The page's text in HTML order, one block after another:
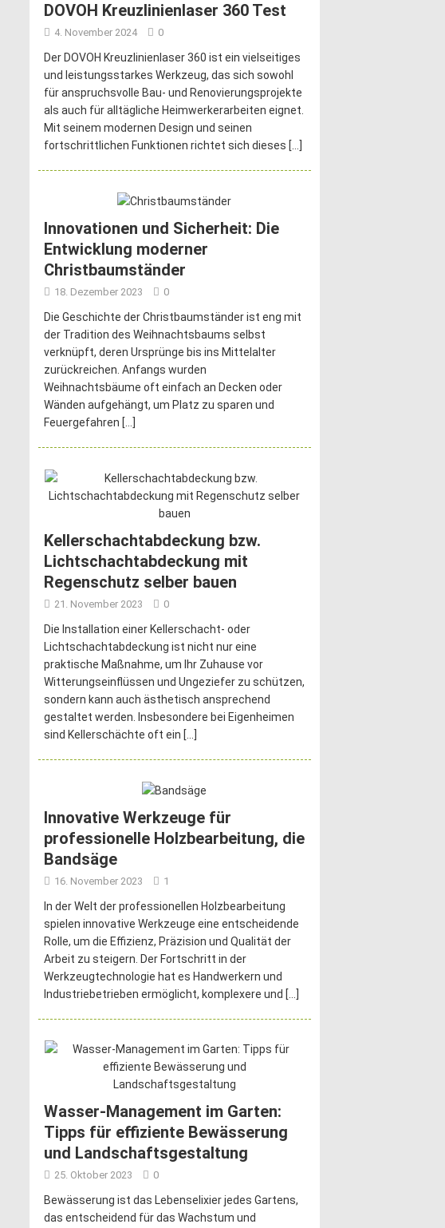
DOVOH Kreuzlinienlaser 360 Test
4. November 2024 0
Der DOVOH Kreuzlinienlaser 360 ist ein vielseitiges
und leistungsstarkes Werkzeug, das sich sowohl
für anspruchsvolle Bau- und Renovierungsprojekte
als auch für alltägliche Heimwerkerarbeiten eignet.
Mit seinem modernen Design und seinen
fortschrittlichen Funktionen richtet sich dieses […]
Innovationen und Sicherheit: Die
Entwicklung moderner
Christbaumständer
18. Dezember 2023 0
Die Geschichte der Christbaumständer ist eng mit
der Tradition des Weihnachtsbaums selbst
verknüpft, deren Ursprünge bis ins Mittelalter
zurückreichen. Anfangs wurden
Weihnachtsbäume oft einfach an Decken oder
Wänden aufgehängt, um Platz zu sparen und
Feuergefahren […]
Kellerschachtabdeckung bzw.
Lichtschachtabdeckung mit
Regenschutz selber bauen
21. November 2023 0
Die Installation einer Kellerschacht- oder
Lichtschachtabdeckung ist nicht nur eine
praktische Maßnahme, um Ihr Zuhause vor
Witterungseinflüssen und Ungeziefer zu schützen,
sondern kann auch ästhetisch ansprechend
gestaltet werden. Insbesondere bei Eigenheimen
sind Kellerschächte oft ein […]
Innovative Werkzeuge für
professionelle Holzbearbeitung, die
Bandsäge
16. November 2023 1
In der Welt der professionellen Holzbearbeitung
spielen innovative Werkzeuge eine entscheidende
Rolle, um die Effizienz, Präzision und Qualität der
Arbeit zu steigern. Der Fortschritt in der
Werkzeugtechnologie hat es Handwerkern und
Industriebetrieben ermöglicht, komplexere und […]
Wasser-Management im Garten:
Tipps für effiziente Bewässerung
und Landschaftsgestaltung
25. Oktober 2023 0
Bewässerung ist das Lebenselixier jedes Gartens,
das entscheidend für das Wachstum und